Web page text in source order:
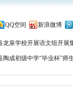
QQ空间 新浪微博
龙泉学校开展语文组开展
陶成初级中学“毕业杯”师